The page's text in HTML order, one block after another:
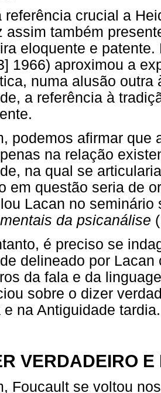
referência crucial a
assim também
eloquente e
1966) aproximou a
numa alusão
a referência à
podemos afirmar que
na relação
na qual se
em questão seria de
Lacan no seminário
da psicanálise
é preciso se
delineado por
da fala e da
sobre o dizer
e na Antiguidade
VERDADEIRO
Foucault se voltou